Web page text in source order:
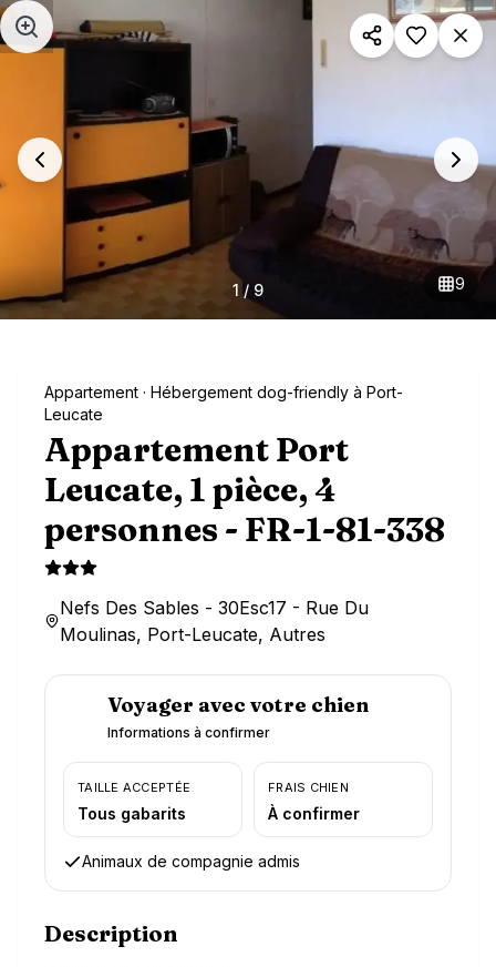
Aller au contenu principal
1 / 9 9
Appartement · Hébergement dog-friendly à Port-
Leucate
Appartement Port
Leucate, 1 pièce, 4
personnes - FR-1-81-338
Nefs Des Sables - 30Esc17 - Rue Du
Moulinas, Port-Leucate, Autres
Voyager avec votre chien
Informations à confirmer
TAILLE ACCEPTÉE
Tous gabarits
FRAIS CHIEN
À confirmer
Animaux de compagnie admis
Description